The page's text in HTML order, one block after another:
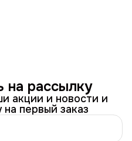
на рассылку
акции и новости и
первый заказ